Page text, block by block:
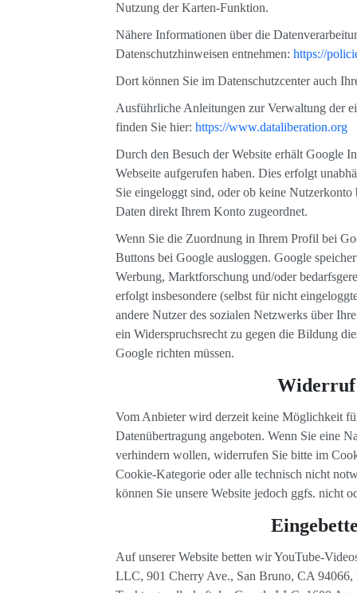
Nutzung der Karten-Funktion.
Nähere Informationen über die
Datenschutzhinweisen entnehmen: https://
Dort können Sie im Datenschutzcenter auch
Ausführliche Anleitungen zur Verwaltung der
finden Sie hier: https://www.dataliberation.org
Durch den Besuch der Website erhält Google
Webseite aufgerufen haben. Dies erfolgt
Sie eingeloggt sind, oder ob keine
Daten direkt Ihrem Konto zugeordnet.
Wenn Sie die Zuordnung in Ihrem Profil bei
Buttons bei Google ausloggen. Google
Werbung, Marktforschung und/oder
erfolgt insbesondere (selbst für nicht
andere Nutzer des sozialen Netzwerks über
ein Widerspruchsrecht zu gegen die Bildung
Google richten müssen.
Vom Anbieter wird derzeit keine Möglichkeit
Datenübertragung angeboten. Wenn Sie eine
verhindern wollen, widerrufen Sie bitte im
Cookie-Kategorie oder alle technisch nicht
können Sie unsere Website jedoch ggfs. nicht
Auf unserer Website betten wir YouTube-
LLC, 901 Cherry Ave., San Bruno, CA